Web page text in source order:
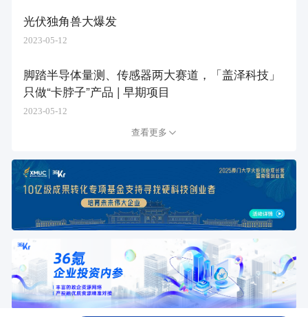
光伏独角兽大爆发
2023-05-12
脚踏半导体量测、传感器两大赛道，「盖泽科技」
只做“卡脖子”产品 | 早期项目
2023-05-12
查看更多